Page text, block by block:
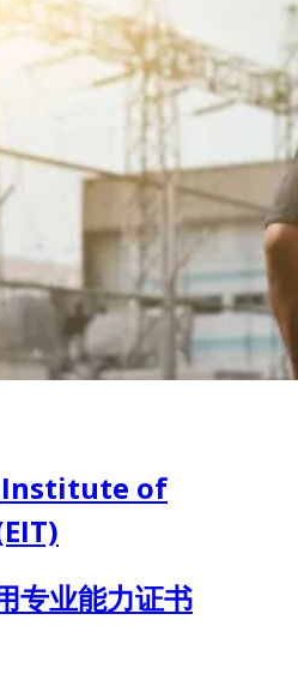
Institute of
专业能力证书